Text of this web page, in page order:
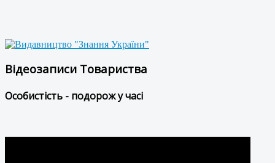
Відеозаписи Товариства
Особистість - подорож у часі